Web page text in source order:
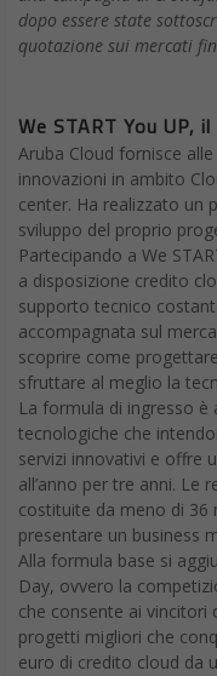
dopo essere state
quotazione sui mercati
We START You UP,
Aruba Cloud fornisce
innovazioni in ambito
center. Ha realizzato un
sviluppo del proprio
Partecipando a We
a disposizione credito
supporto tecnico
accompagnata sul
scoprire come
sfruttare al meglio la
La formula di ingresso
tecnologiche che
servizi innovativi e offre
all’anno per tre anni. Le
costituite da meno di 36
presentare un business
Alla formula base si
Day, ovvero la
che consente ai vincitori
progetti migliori che
euro di credito cloud da